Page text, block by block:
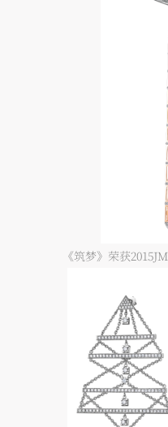
《筑梦》荣获